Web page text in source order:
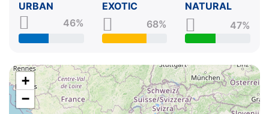
URBAN
46%
EXOTIC
68%
NATURAL
47%
+
−